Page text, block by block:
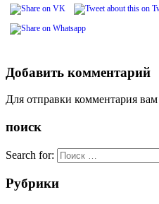
Добавить комментарий
Для отправки комментария
поиск
Search for:
Рубрики